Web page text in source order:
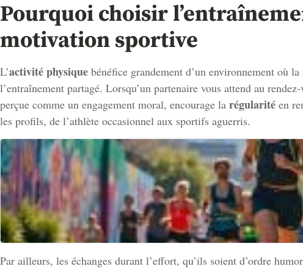
Pourquoi choisir
motivation sportive
L’activité physique bénéfice grandement d’un environnement où
l’entraînement partagé. Lorsqu’un partenaire vous attend au
perçue comme un engagement moral, encourage la régularité en
les profils, de l’athlète occasionnel aux sportifs aguerris.
Par ailleurs, les échanges durant l’effort, qu’ils soient d’ordre